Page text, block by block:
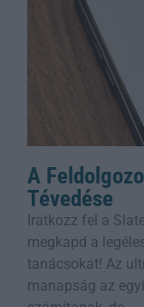
A
Tévedése
Iratkozz fel a
megkapd a
tanácsokat! Az
manapság az